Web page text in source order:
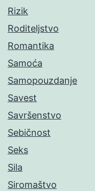
Rizik
Roditeljstvo
Romantika
Samoća
Samopouzdanje
Savest
Savršenstvo
Sebičnost
Seks
Sila
Siromaštvo